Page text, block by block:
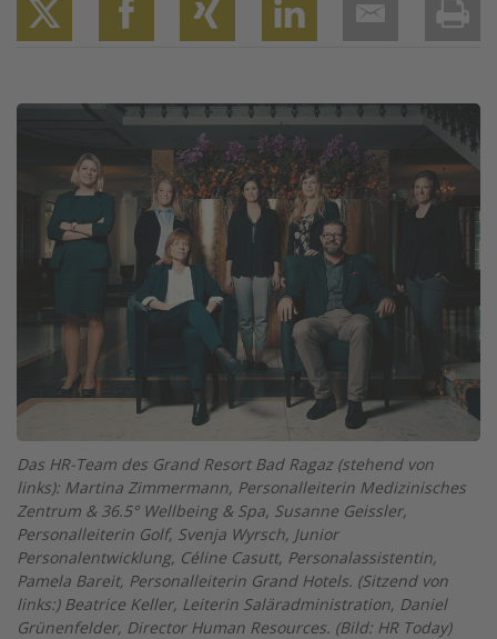
Image
Das HR-Team des Grand Resort Bad Ragaz (stehend von
links): Martina Zimmermann, Personalleiterin Medizinisches
Zentrum & 36.5° Wellbeing & Spa, Susanne Geissler,
Personalleiterin Golf, Svenja Wyrsch, Junior
Personalentwicklung, Céline Casutt, Personalassistentin,
Pamela Bareit, Personalleiterin Grand Hotels. (Sitzend von
links:) Beatrice Keller, Leiterin Saläradministration, Daniel
Grünenfelder, Director Human Resources. (Bild: HR Today)